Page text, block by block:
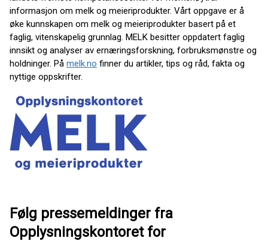
informasjon om melk og meieriprodukter. Vårt oppgave er å
øke kunnskapen om melk og meieriprodukter basert på et
faglig, vitenskapelig grunnlag. MELK besitter oppdatert faglig
innsikt og analyser av ernæringsforskning, forbruksmønstre og
holdninger. På melk.no finner du artikler, tips og råd, fakta og
nyttige oppskrifter.
Følg pressemeldinger fra
Opplysningskontoret for